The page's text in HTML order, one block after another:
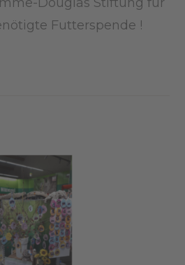
Futterspende !